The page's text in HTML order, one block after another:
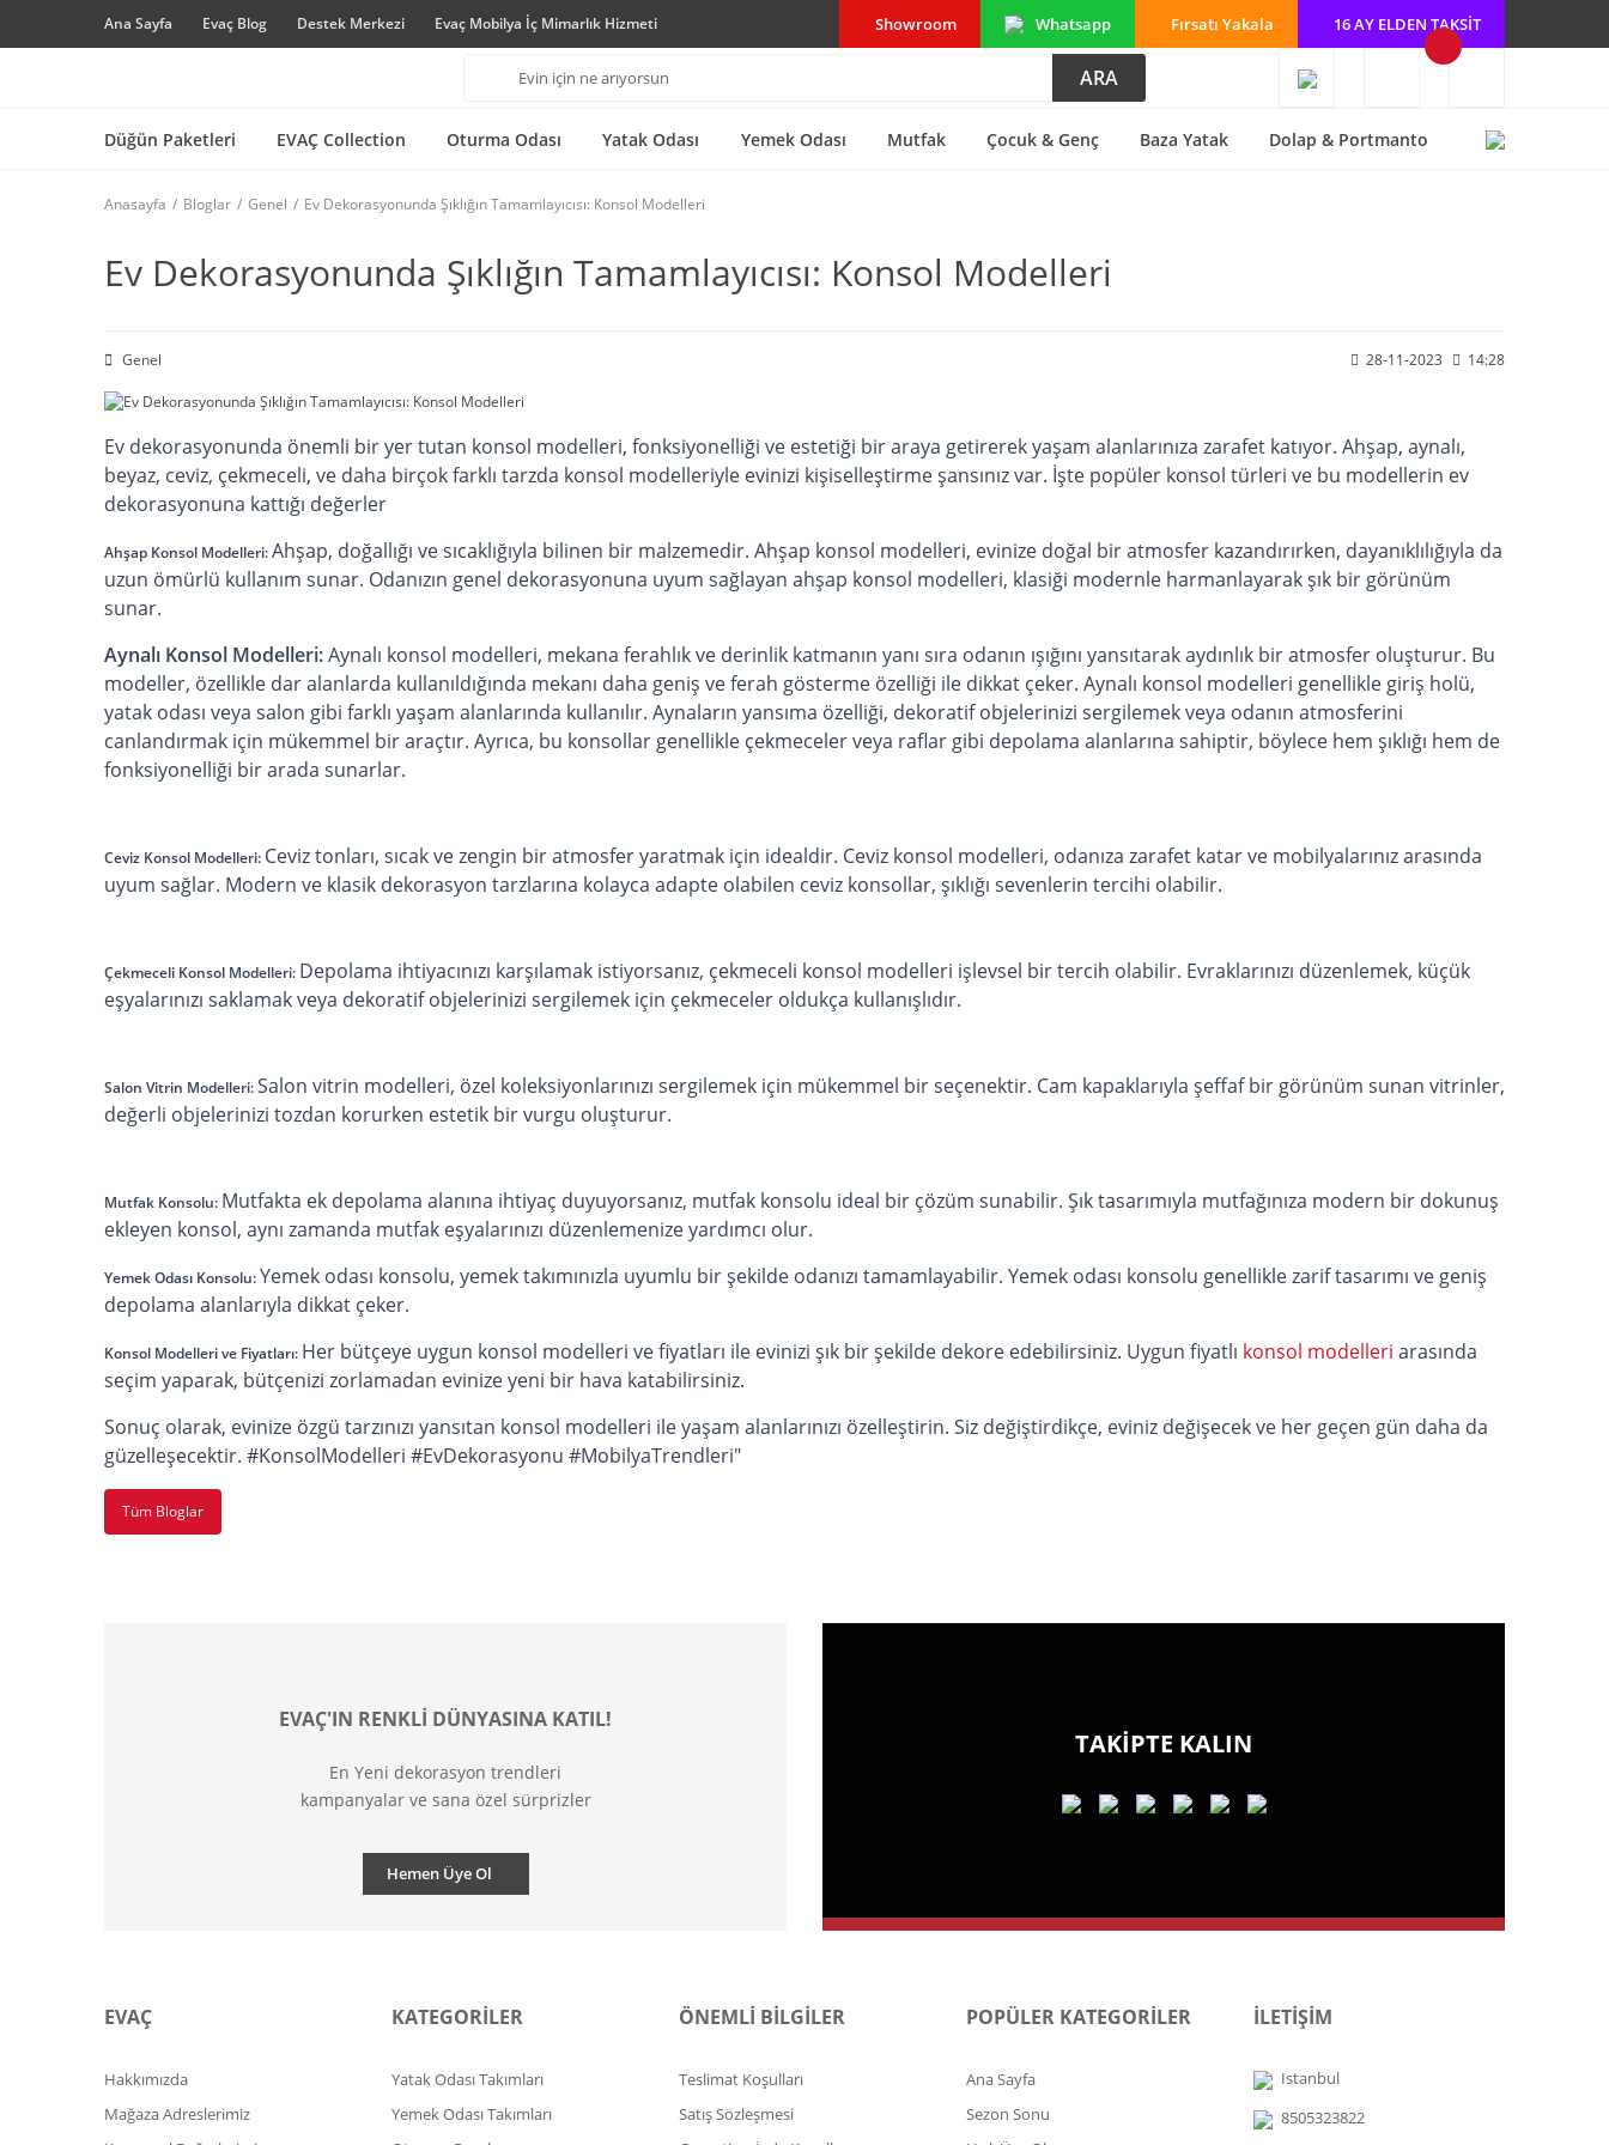
Ana Sayfa Evaç Blog Destek Merkezi Evaç Mobilya İç Mimarlık Hizmeti Showroom Whatsapp Fırsatı Yakala 16 AY ELDEN TAKSİT
ARA
Düğün Paketleri EVAÇ Collection Oturma Odası Yatak Odası Yemek Odası Mutfak Çocuk & Genç Baza Yatak Dolap & Portmanto
Anasayfa Bloglar Genel Ev Dekorasyonunda Şıklığın Tamamlayıcısı: Konsol Modelleri
Ev Dekorasyonunda Şıklığın Tamamlayıcısı: Konsol Modelleri
Genel 28-11-2023 14:28
Ev dekorasyonunda önemli bir yer tutan konsol modelleri, fonksiyonelliği ve estetiği bir araya getirerek yaşam alanlarınıza zarafet katıyor. Ahşap, aynalı,
beyaz, ceviz, çekmeceli, ve daha birçok farklı tarzda konsol modelleriyle evinizi kişiselleştirme şansınız var. İşte popüler konsol türleri ve bu modellerin ev
dekorasyonuna kattığı değerler
Ahşap Konsol Modelleri:Ahşap, doğallığı ve sıcaklığıyla bilinen bir malzemedir. Ahşap konsol modelleri, evinize doğal bir atmosfer kazandırırken, dayanıklılığıyla da
uzun ömürlü kullanım sunar. Odanızın genel dekorasyonuna uyum sağlayan ahşap konsol modelleri, klasiği modernle harmanlayarak şık bir görünüm
sunar.
Aynalı Konsol Modelleri:Aynalı konsol modelleri, mekana ferahlık ve derinlik katmanın yanı sıra odanın ışığını yansıtarak aydınlık bir atmosfer oluşturur. Bu
modeller, özellikle dar alanlarda kullanıldığında mekanı daha geniş ve ferah gösterme özelliği ile dikkat çeker. Aynalı konsol modelleri genellikle giriş holü,
yatak odası veya salon gibi farklı yaşam alanlarında kullanılır. Aynaların yansıma özelliği, dekoratif objelerinizi sergilemek veya odanın atmosferini
canlandırmak için mükemmel bir araçtır. Ayrıca, bu konsollar genellikle çekmeceler veya raflar gibi depolama alanlarına sahiptir, böylece hem şıklığı hem de
fonksiyonelliği bir arada sunarlar.
Ceviz Konsol Modelleri: Ceviz tonları, sıcak ve zengin bir atmosfer yaratmak için idealdir. Ceviz konsol modelleri, odanıza zarafet katar ve mobilyalarınız arasında
uyum sağlar. Modern ve klasik dekorasyon tarzlarına kolayca adapte olabilen ceviz konsollar, şıklığı sevenlerin tercihi olabilir.
Çekmeceli Konsol Modelleri: Depolama ihtiyacınızı karşılamak istiyorsanız, çekmeceli konsol modelleri işlevsel bir tercih olabilir. Evraklarınızı düzenlemek, küçük
eşyalarınızı saklamak veya dekoratif objelerinizi sergilemek için çekmeceler oldukça kullanışlıdır.
Salon Vitrin Modelleri:Salon vitrin modelleri, özel koleksiyonlarınızı sergilemek için mükemmel bir seçenektir. Cam kapaklarıyla şeffaf bir görünüm sunan vitrinler,
değerli objelerinizi tozdan korurken estetik bir vurgu oluşturur.
Mutfak Konsolu: Mutfakta ek depolama alanına ihtiyaç duyuyorsanız, mutfak konsolu ideal bir çözüm sunabilir. Şık tasarımıyla mutfağınıza modern bir dokunuş
ekleyen konsol, aynı zamanda mutfak eşyalarınızı düzenlemenize yardımcı olur.
Yemek Odası Konsolu:Yemek odası konsolu, yemek takımınızla uyumlu bir şekilde odanızı tamamlayabilir. Yemek odası konsolu genellikle zarif tasarımı ve geniş
depolama alanlarıyla dikkat çeker.
Konsol Modelleri ve Fiyatları: Her bütçeye uygun konsol modelleri ve fiyatları ile evinizi şık bir şekilde dekore edebilirsiniz. Uygun fiyatlı konsol modelleri arasında
seçim yaparak, bütçenizi zorlamadan evinize yeni bir hava katabilirsiniz.
Sonuç olarak, evinize özgü tarzınızı yansıtan konsol modelleri ile yaşam alanlarınızı özelleştirin. Siz değiştirdikçe, eviniz değişecek ve her geçen gün daha da
güzelleşecektir. #KonsolModelleri #EvDekorasyonu #MobilyaTrendleri"
Tüm Bloglar
EVAÇ'IN RENKLİ DÜNYASINA KATIL!
En Yeni dekorasyon trendleri
kampanyalar ve sana özel sürprizler
Hemen Üye Ol
TAKİPTE KALIN
EVAÇ
Hakkımızda
Mağaza Adreslerimiz
KATEGORİLER
Yatak Odası Takımları
Yemek Odası Takımları
ÖNEMLİ BİLGİLER
Teslimat Koşulları
Satış Sözleşmesi
POPÜLER KATEGORİLER
Ana Sayfa
Sezon Sonu
İLETİŞİM
Istanbul
8505323822